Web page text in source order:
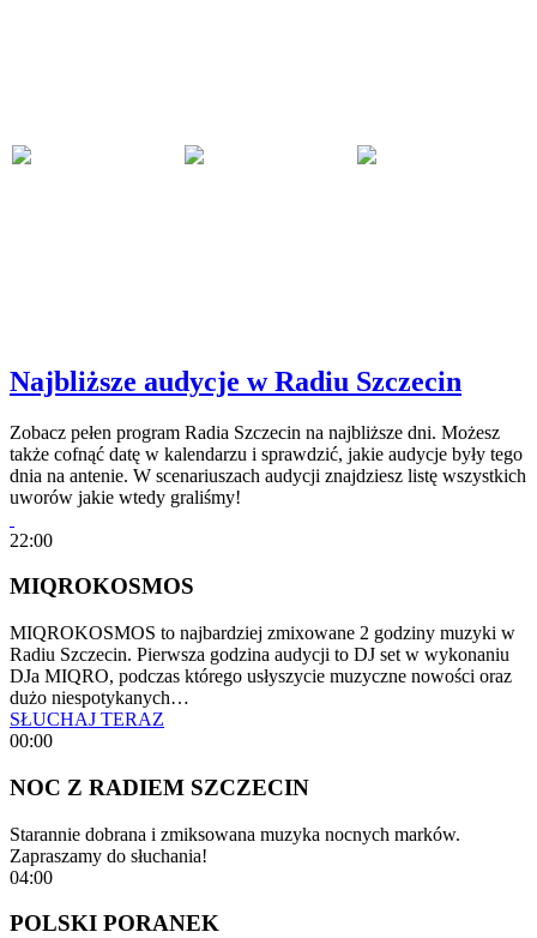
Najbliższe audycje w Radiu Szczecin
Zobacz pełen program Radia Szczecin na najbliższe dni. Możesz
także cofnąć datę w kalendarzu i sprawdzić, jakie audycje były tego
dnia na antenie. W scenariuszach audycji znajdziesz listę wszystkich
uworów jakie wtedy graliśmy!
22:00
MIQROKOSMOS
MIQROKOSMOS to najbardziej zmixowane 2 godziny muzyki w
Radiu Szczecin. Pierwsza godzina audycji to DJ set w wykonaniu
DJa MIQRO, podczas którego usłyszycie muzyczne nowości oraz
dużo niespotykanych…
SŁUCHAJ TERAZ
00:00
NOC Z RADIEM SZCZECIN
Starannie dobrana i zmiksowana muzyka nocnych marków.
Zapraszamy do słuchania!
04:00
POLSKI PORANEK